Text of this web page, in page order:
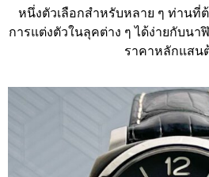
หนึ่งตัวเลือกสำหรับหลาย ๆ ท่านที่
การแต่งตัวในลุคต่าง ๆ ได้ง่ายกับน
ราคาหลักแสน